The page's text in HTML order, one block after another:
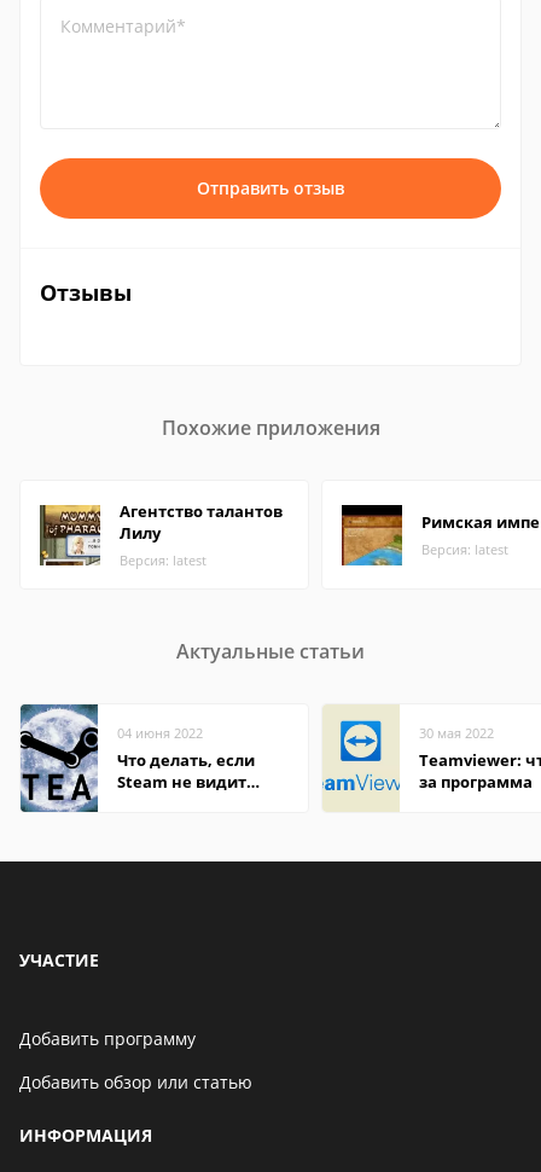
Комментарий*
Отправить отзыв
Отзывы
Похожие приложения
Агентство талантов
Лилу
Версия: latest
Римская
Версия: latest
Актуальные статьи
04 июня 2022
Что делать, если
Steam не видит
30 мая 2022
Teamviewer:
за программа
УЧАСТИЕ
Добавить программу
Добавить обзор или статью
ИНФОРМАЦИЯ